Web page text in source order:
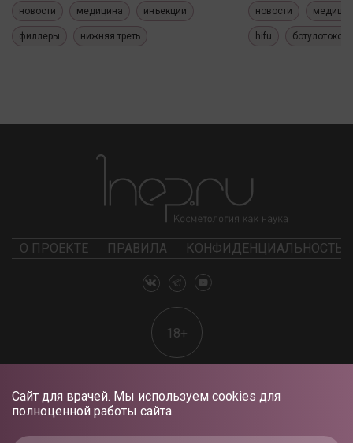
Сайт для врачей. Мы используем cookies для
полноценной работы сайта.
новости медицина инъекции
филлеры нижняя треть
новости
hifu ботулотоксин
О ПРОЕКТЕ ПРАВИЛА КОНФИДЕНЦИАЛЬНОСТЬ
18+